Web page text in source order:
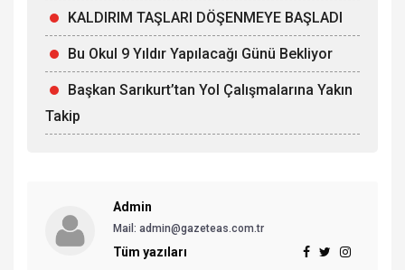
KALDIRIM TAŞLARI DÖŞENMEYE BAŞLADI
Bu Okul 9 Yıldır Yapılacağı Günü Bekliyor
Başkan Sarıkurt’tan Yol Çalışmalarına Yakın
Takip
Admin
Mail: admin@gazeteas.com.tr
Tüm yazıları